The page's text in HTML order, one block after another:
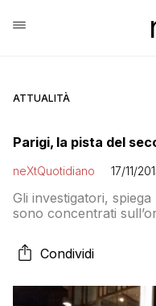
ATTUALITÀ
Parigi, la pista del
neXtQuotidiano 17/11/
Gli investigatori,
sono concentrati
quelli che sono
conferma l’esistenza
Condividi